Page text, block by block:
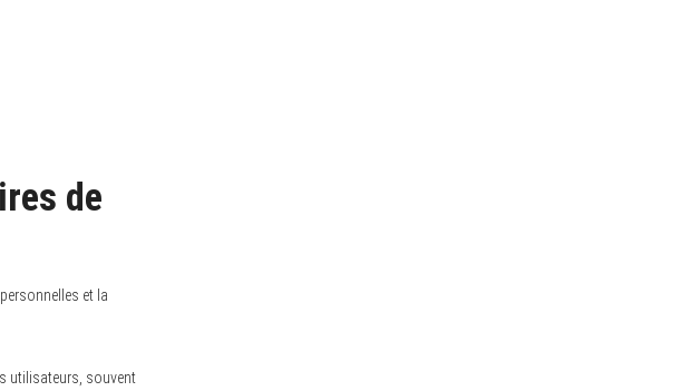
de
et la
utilisateurs, souvent